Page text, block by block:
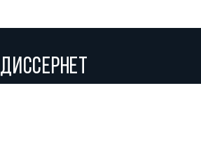
ДИССЕРНЕТ